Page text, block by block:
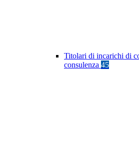
Titolari di incarichi di
consulenza 45